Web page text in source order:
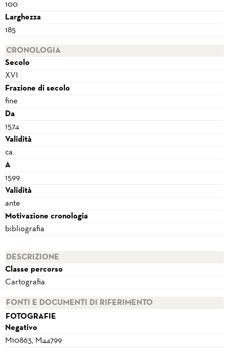
100
Larghezza
185
CRONOLOGIA
Secolo
XVI
Frazione di secolo
fine
Da
1574
Validità
ca.
A
1599
Validità
ante
Motivazione cronologia
bibliografia
DESCRIZIONE
Classe percorso
Cartografia
FONTI E DOCUMENTI DI RIFERIMENTO
FOTOGRAFIE
Negativo
M10863, M44799